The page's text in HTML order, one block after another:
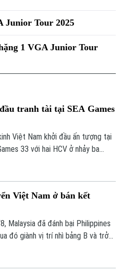
Junior Tour 2025
1 VGA Junior Tour
tranh tài tại SEA Games
Việt Nam khởi đầu ấn tượng tại
33 với hai HCV ở nhảy ba
Việt Nam ở bán kết
Malaysia đã đánh bại Philippines
đó giành vị trí nhì bảng B và trở